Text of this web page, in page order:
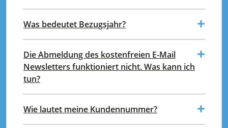
Was bedeutet Bezugsjahr?
Die Abmeldung des kostenfreien E-Mail
Newsletters funktioniert nicht. Was kann ich
tun?
Wie lautet meine Kundennummer?